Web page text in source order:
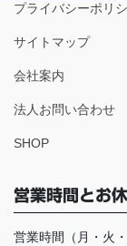
プライバシーポリ
サイトマップ
会社案内
法人お問い合わせ
SHOP
営業時間とお
営業時間（月・火